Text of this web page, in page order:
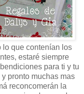
lo que contenían los
estaré siempre
para ti y tu
pronto muchas mas
reconcomerán la